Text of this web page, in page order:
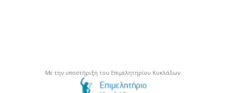
Με την υποστήριξη του Επιμελητηρίου Κυκλάδων.